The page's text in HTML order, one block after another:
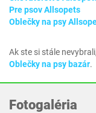
Pre psov Allsopets
Oblečky na psy
Ak ste si stále
Oblečky na psy bazár.
Fotogaléria